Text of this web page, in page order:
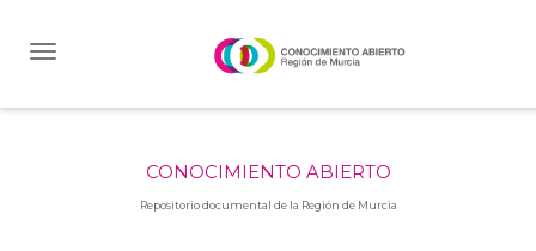
CONOCIMIENTO ABIERTO
Repositorio documental de la Región de Murcia